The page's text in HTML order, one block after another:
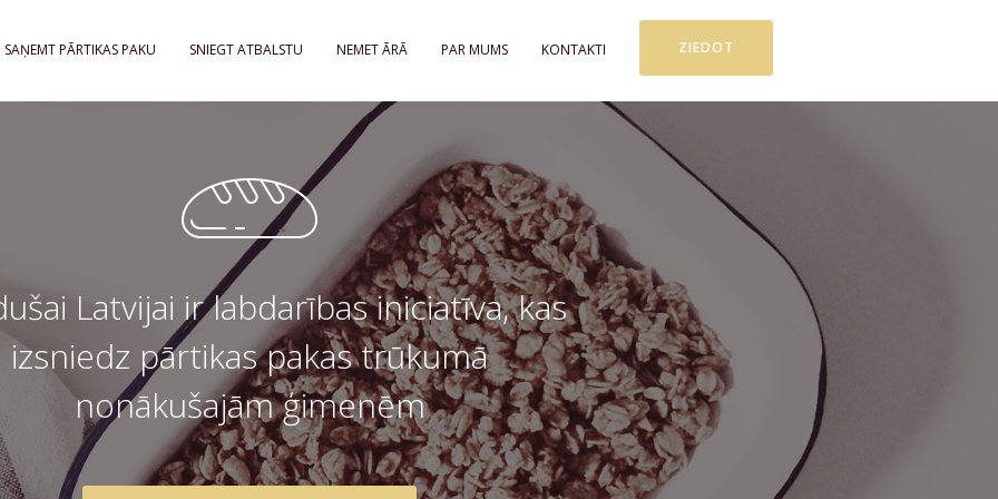
SAŅEMT PĀRTIKAS PAKU SNIEGT ATBALSTU NEMET ĀRĀ PAR MUMS KONTAKTI ZIEDOT
Latvijai ir labdarības iniciatīva, kas
izsniedz pārtikas pakas trūkumā
nonākušajām ģimenēm